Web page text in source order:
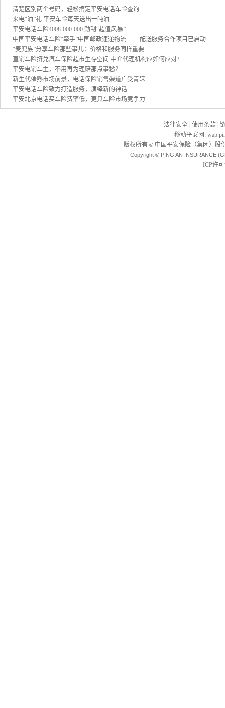
清楚区别两个号码，轻松搞定平安电话车险查询
来电“油”礼 平安车险每天送出一吨油
平安电话车险4008-000-000 劲刮“超值风暴”
中国平安电话车险“牵手”中国邮政速递物流 ——配送服务合作项目已启动
“麦兜族”分享车险那些事儿：价格和服务同样重要
直销车险挤兑汽车保险超市生存空间 中介代理机构应如何应对?
平安电销车主，不用再为理赔那点事愁？
新生代催熟市场前景，电话保险销售渠道广受青睐
平安电话车险致力打造服务，演绎新的神话
平安北京电话买车险费率低，更具车险市场竞争力
法律安全 使用条款
移动平安网 :
版权所有 ©中国平安保险（集团）股
Copyright © PING AN INSURANCE
ICP许